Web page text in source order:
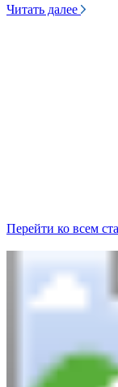
Читать далее
Перейти ко всем